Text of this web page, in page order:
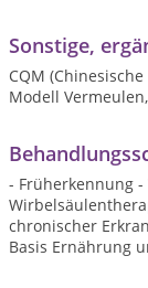
Sonstige,
CQM
Modell Vermeulen,
- Früherkennung -
chronischer
Basis Ernährung